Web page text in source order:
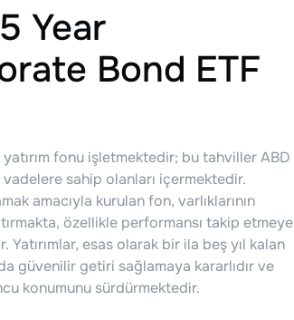
Year
Bond ETF
fonu işletmektedir; bu tahviller ABD
sahip olanları içermektedir.
amacıyla kurulan fon, varlıklarının
özellikle performansı takip etmeye
esas olarak bir ila beş yıl kalan
güvenilir getiri sağlamaya kararlıdır ve
konumunu sürdürmektedir.